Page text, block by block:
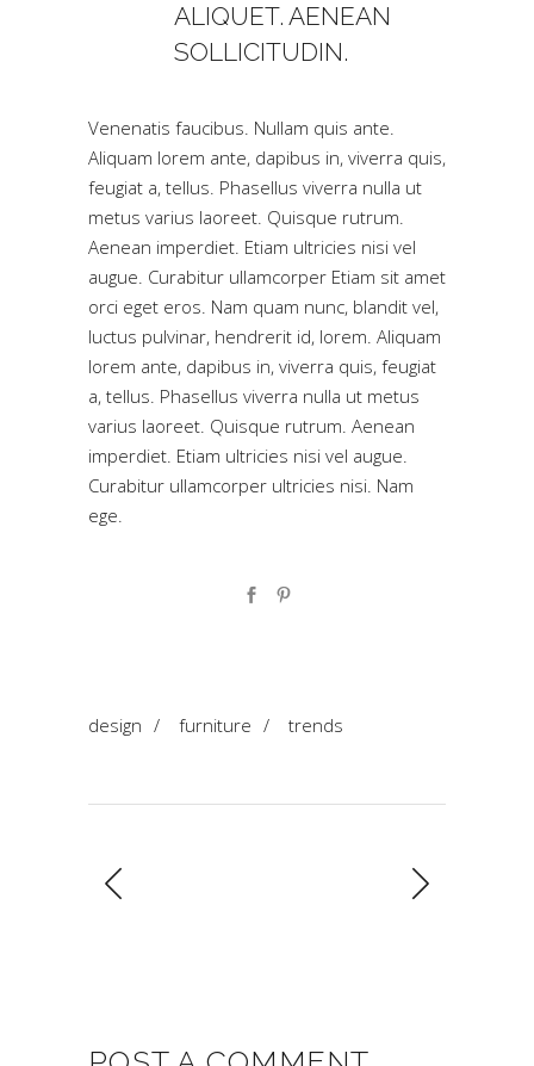
ALIQUET. AENEAN
SOLLICITUDIN.
Venenatis faucibus. Nullam quis ante.
Aliquam lorem ante, dapibus in, viverra quis,
feugiat a, tellus. Phasellus viverra nulla ut
metus varius laoreet. Quisque rutrum.
Aenean imperdiet. Etiam ultricies nisi vel
augue. Curabitur ullamcorper Etiam sit amet
orci eget eros. Nam quam nunc, blandit vel,
luctus pulvinar, hendrerit id, lorem. Aliquam
lorem ante, dapibus in, viverra quis, feugiat
a, tellus. Phasellus viverra nulla ut metus
varius laoreet. Quisque rutrum. Aenean
imperdiet. Etiam ultricies nisi vel augue.
Curabitur ullamcorper ultricies nisi. Nam
ege.
design / furniture / trends